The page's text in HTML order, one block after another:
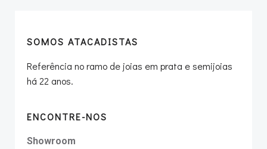
SOMOS ATACADISTAS
Referência no ramo de joias em prata e semijoias
há 22 anos.
ENCONTRE-NOS
Showroom